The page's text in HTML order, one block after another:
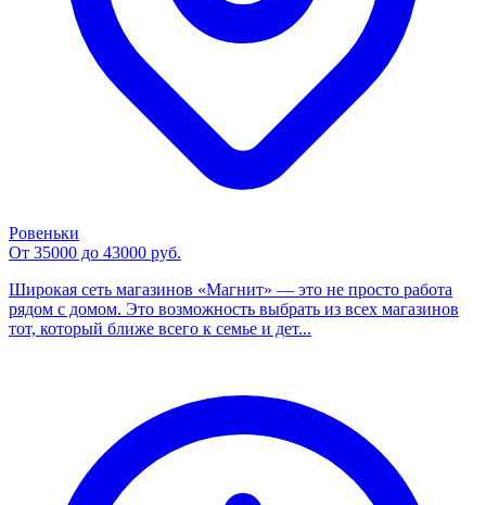
Ровеньки
От 35000 до 43000 руб.
Широкая сеть магазинов «Магнит» — это не просто работа
рядом с домом. Это возможность выбрать из всех магазинов
тот, который ближе всего к семье и дет...